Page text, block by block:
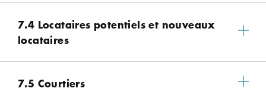
7.4 Locataires potentiels et nouveaux
locataires
7.5 Courtiers